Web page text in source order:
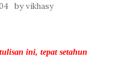
byvikhasy
ini, tepat setahun